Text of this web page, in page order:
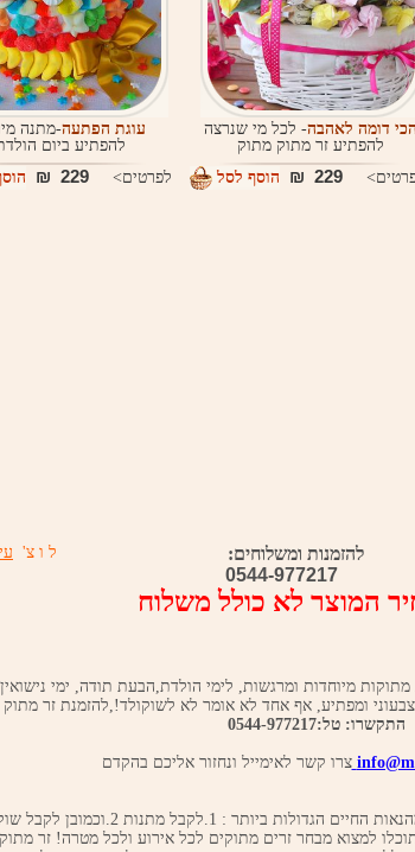
הכי דומה לאהבה- לכל מי שנרצה
להפתיע זר מתוק מתוק
229 ₪ הוסף לסל
עוגת הפתעה-מתנה
להפתיע ביום
לפרטים>229 ₪
ל ו צ'
ומשלוחים:
0544-977217
לא כולל משלוח
מגוון מתנות מתוקות מיוחדות ומרגשות, לימי הולדת,הבעת תודה, ימי
ומפתיע, אף אחד לא אומר לא לשוקולד!,להזמנת זר
התקשרו: טל:0544-977217
צרו קשר לאימייל ונחזור אליכם בהקדם
הזרים המתוקים שלנו משלבים בין שתיים מהנאות החיים הגדולות
למצוא מבחר זרים מתוקים לכל אירוע ולכל מטרה! זר